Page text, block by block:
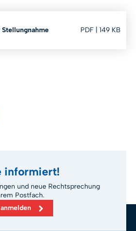
PDF | 149 KB
informiert!
und neue Rechtsprechung
Postfach.